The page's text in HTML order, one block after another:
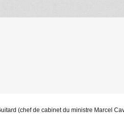
(chef de cabinet du ministre Marcel